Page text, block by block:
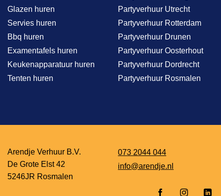
Glazen huren
Servies huren
Bbq huren
Examentafels huren
Keukenapparatuur huren
Tenten huren
Partyverhuur Utrecht
Partyverhuur Rotterdam
Partyverhuur Drunen
Partyverhuur Oosterhout
Partyverhuur Dordrecht
Partyverhuur Rosmalen
Arendje Verhuur B.V.
De Grote Elst 42
5246JR Rosmalen
073 2044 044
info@arendje.nl